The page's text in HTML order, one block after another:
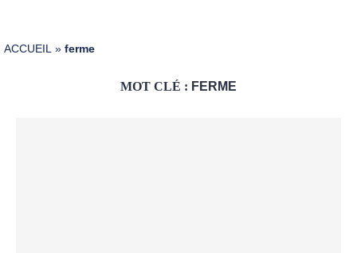
ACCUEIL » ferme
MOT CLÉ : FERME